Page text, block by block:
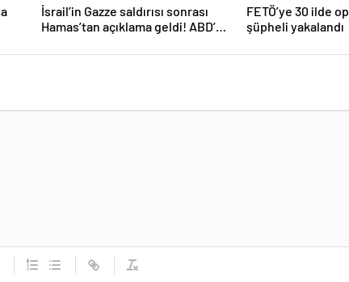
İsrail’in Gazze saldırısı sonrası
Hamas’tan açıklama geldi! ABD’yi
FETÖ’ye 30 ilde
şüpheli yakalandı